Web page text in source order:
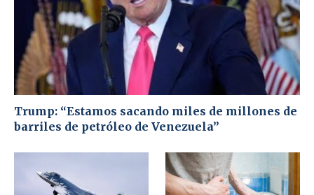
Trump: “Estamos sacando miles de millones de
barriles de petróleo de Venezuela”